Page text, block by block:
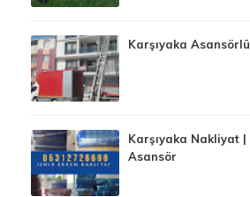
Karşıyaka
Karşıyaka Nakliyat |
Asansör